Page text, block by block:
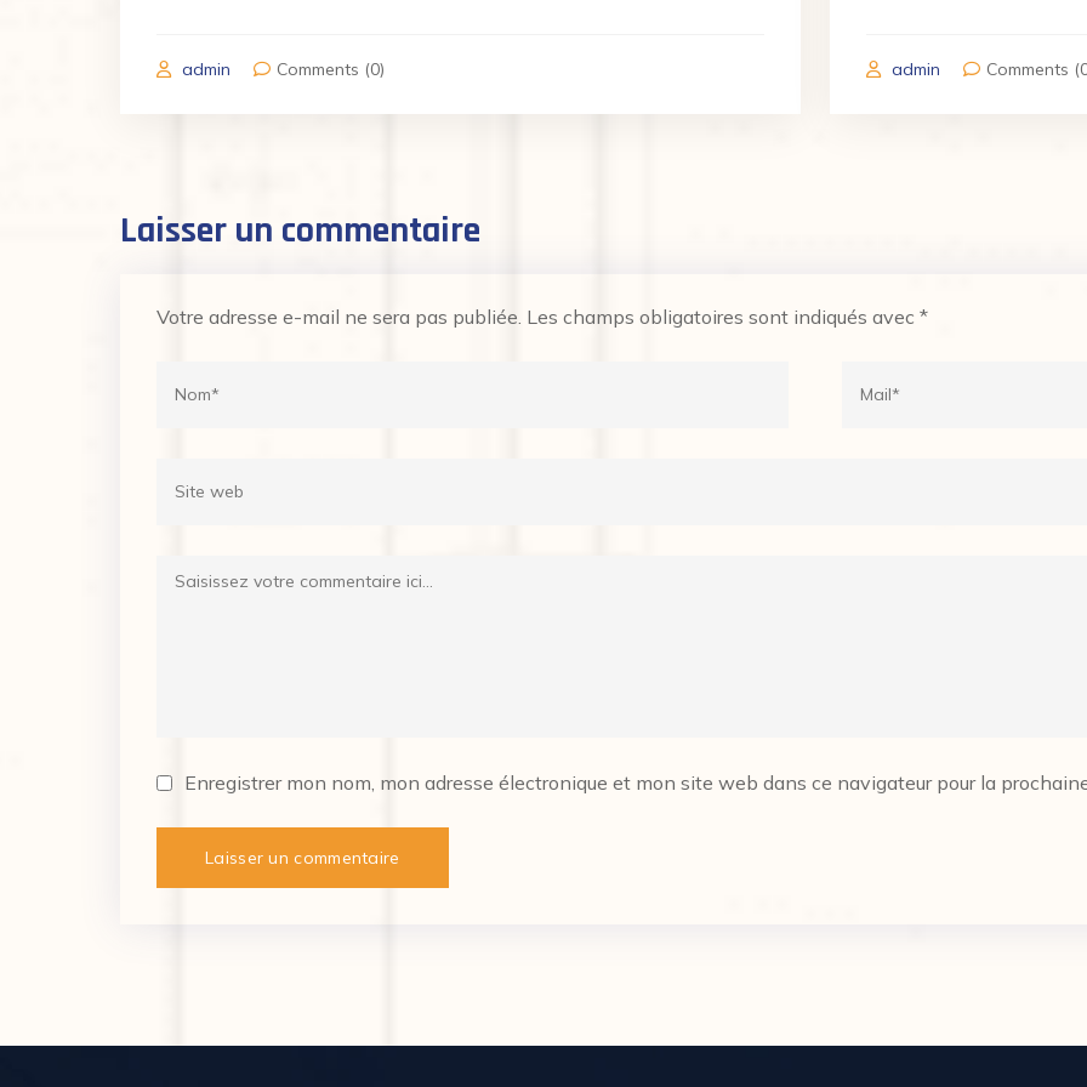
admin Comments (0) admin Comments
Laisser un commentaire
Votre adresse e-mail ne sera pas publiée. Les champs obligatoires sont indiqués avec *
Enregistrer mon nom, mon adresse électronique et mon site web dans ce navigateur pour la